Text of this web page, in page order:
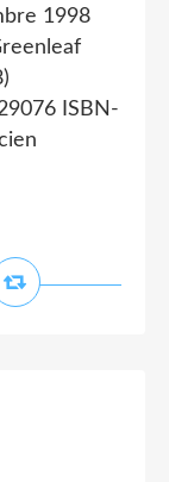
1998
ISBN-